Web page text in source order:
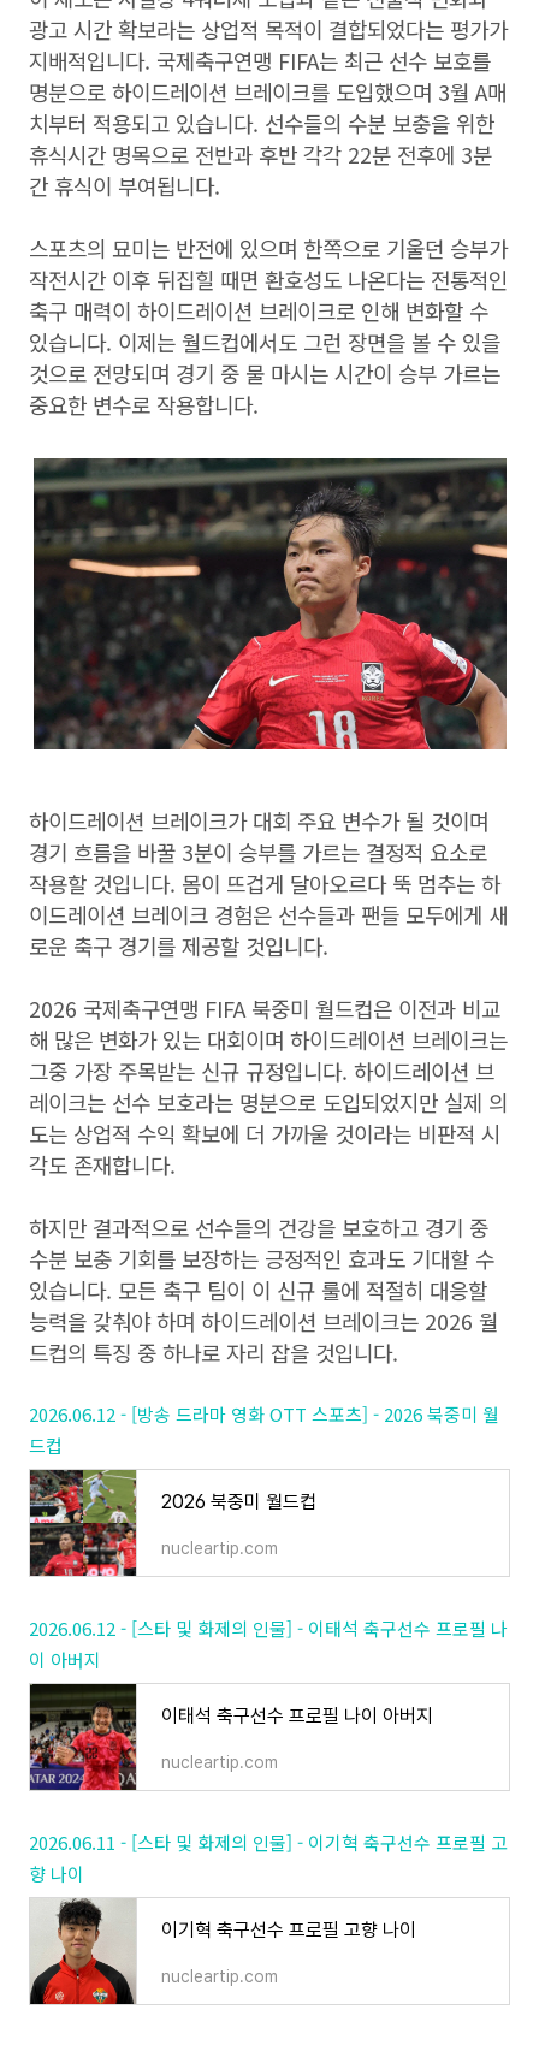
광고 시간 확보라는 상업적 목적이 결합되었다는 평가가
지배적입니다. 국제축구연맹 FIFA는 최근 선수 보호를
명분으로 하이드레이션 브레이크를 도입했으며 3월 A매
치부터 적용되고 있습니다. 선수들의 수분 보충을 위한
휴식시간 명목으로 전반과 후반 각각 22분 전후에 3분
간 휴식이 부여됩니다.
스포츠의 묘미는 반전에 있으며 한쪽으로 기울던 승부가
작전시간 이후 뒤집힐 때면 환호성도 나온다는 전통적인
축구 매력이 하이드레이션 브레이크로 인해 변화할 수
있습니다. 이제는 월드컵에서도 그런 장면을 볼 수 있을
것으로 전망되며 경기 중 물 마시는 시간이 승부 가르는
중요한 변수로 작용합니다.
하이드레이션 브레이크가 대회 주요 변수가 될 것이며
경기 흐름을 바꿀 3분이 승부를 가르는 결정적 요소로
작용할 것입니다. 몸이 뜨겁게 달아오르다 뚝 멈추는 하
이드레이션 브레이크 경험은 선수들과 팬들 모두에게 새
로운 축구 경기를 제공할 것입니다.
2026 국제축구연맹 FIFA 북중미 월드컵은 이전과 비교
해 많은 변화가 있는 대회이며 하이드레이션 브레이크는
그중 가장 주목받는 신규 규정입니다. 하이드레이션 브
레이크는 선수 보호라는 명분으로 도입되었지만 실제 의
도는 상업적 수익 확보에 더 가까울 것이라는 비판적 시
각도 존재합니다.
하지만 결과적으로 선수들의 건강을 보호하고 경기 중
수분 보충 기회를 보장하는 긍정적인 효과도 기대할 수
있습니다. 모든 축구 팀이 이 신규 룰에 적절히 대응할
능력을 갖춰야 하며 하이드레이션 브레이크는 2026 월
드컵의 특징 중 하나로 자리 잡을 것입니다.
2026.06.12 - [방송 드라마 영화 OTT 스포츠] - 2026 북중미 월
드컵
2026 북중미 월드컵
nucleartip.com
2026.06.12 - [스타 및 화제의 인물] - 이태석 축구선수 프로필 나
이 아버지
이태석 축구선수 프로필 나이 아버지
nucleartip.com
2026.06.11 - [스타 및 화제의 인물] - 이기혁 축구선수 프로필 고
향 나이
이기혁 축구선수 프로필 고향 나이
nucleartip.com